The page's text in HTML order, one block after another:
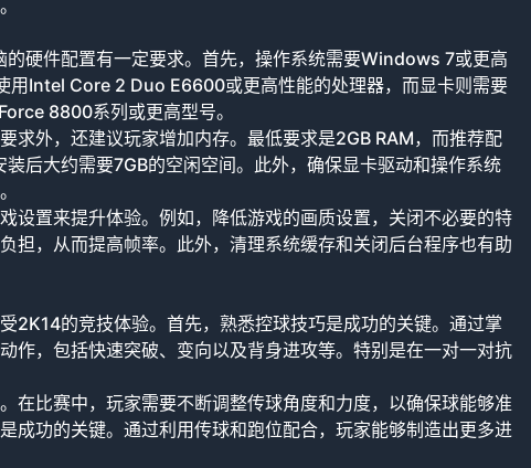
硬件配置有一定要求。首先，操作系统需要Windows 7或更高
用Intel Core 2 Duo E6600或更高性能的处理器，而显卡则需要
8800系列或更高型号。
求外，还建议玩家增加内存。最低要求是2GB RAM，而推荐配
后大约需要7GB的空闲空间。此外，确保显卡驱动和操作系统
设置来提升体验。例如，降低游戏的画质设置，关闭不必要的特
担，从而提高帧率。此外，清理系统缓存和关闭后台程序也有助
2K14的竞技体验。首先，熟悉控球技巧是成功的关键。通过掌
作，包括快速突破、变向以及背身进攻等。特别是在一对一对抗
在比赛中，玩家需要不断调整传球角度和力度，以确保球能够准
成功的关键。通过利用传球和跑位配合，玩家能够制造出更多进